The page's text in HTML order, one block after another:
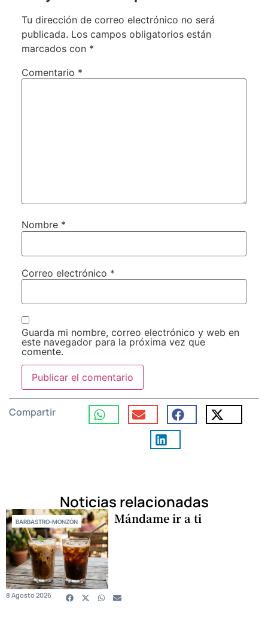
Tu dirección de correo electrónico no será
publicada. Los campos obligatorios están
marcados con *
Comentario *
Nombre *
Correo electrónico *
Guarda mi nombre, correo electrónico y web en
este navegador para la próxima vez que
comente.
Compartir
Noticias relacionadas
BARBASTRO-MONZÓN Mándame ir a ti
8 Agosto 2026